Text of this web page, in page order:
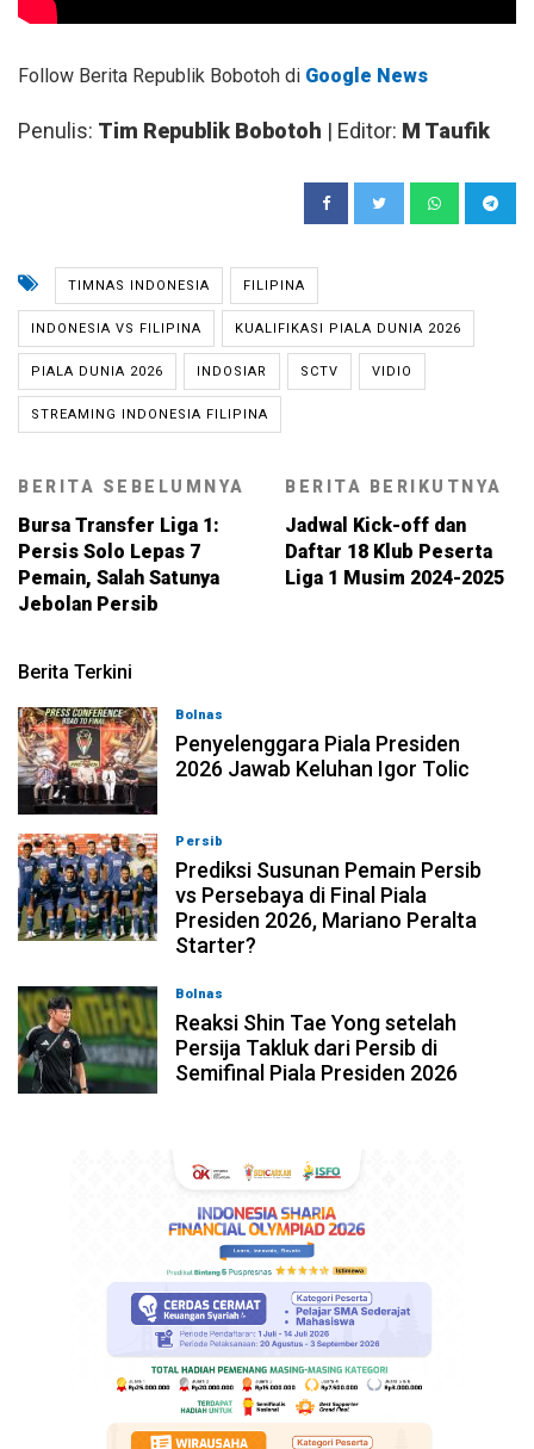
Follow Berita Republik Bobotoh di Google News
Penulis: Tim Republik Bobotoh | Editor: M Taufik
TIMNAS INDONESIA FILIPINA
INDONESIA VS FILIPINA KUALIFIKASI PIALA DUNIA 2026
PIALA DUNIA 2026 INDOSIAR SCTV VIDIO
STREAMING INDONESIA FILIPINA
BERITA SEBELUMNYA
Bursa Transfer Liga 1:
Persis Solo Lepas 7
Pemain, Salah Satunya
Jebolan Persib
BERITA BERIKUTNYA
Jadwal Kick-off dan
Daftar 18 Klub Peserta
Liga 1 Musim 2024-2025
Berita Terkini
Bolnas
Penyelenggara Piala Presiden
2026 Jawab Keluhan Igor Tolic
Persib
Prediksi Susunan Pemain Persib
vs Persebaya di Final Piala
Presiden 2026, Mariano Peralta
Starter?
Bolnas
Reaksi Shin Tae Yong setelah
Persija Takluk dari Persib di
Semifinal Piala Presiden 2026